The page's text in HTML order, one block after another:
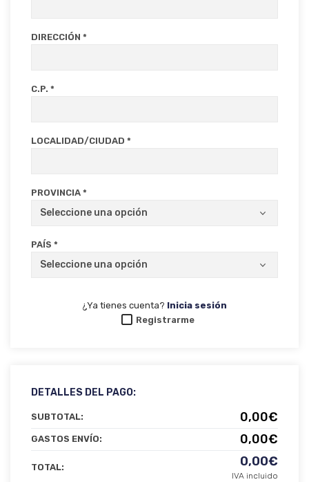
DIRECCIÓN *
C.P. *
LOCALIDAD/CIUDAD *
PROVINCIA *
PAÍS *
¿Ya tienes cuenta? Inicia sesión
Registrarme
DETALLES DEL PAGO:
SUBTOTAL: 0,00€
GASTOS ENVÍO: 0,00€
TOTAL: 0,00€
IVA incluido